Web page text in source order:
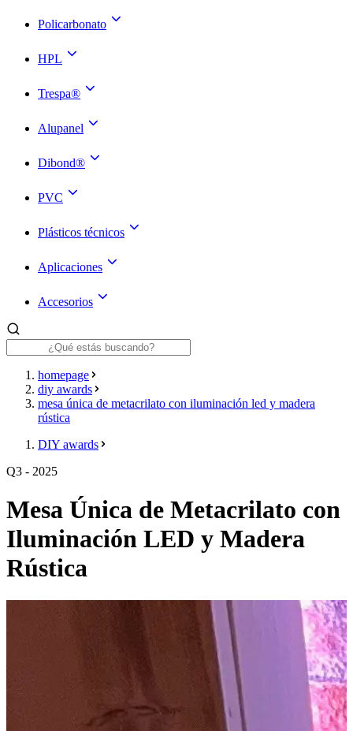
Policarbonato
HPL
Trespa®
Alupanel
Dibond®
PVC
Plásticos técnicos
Aplicaciones
Accesorios
homepage
diy awards
mesa única de metacrilato con iluminación led y madera
rústica
DIY awards
Q3 - 2025
Mesa Única de Metacrilato con
Iluminación LED y Madera
Rústica